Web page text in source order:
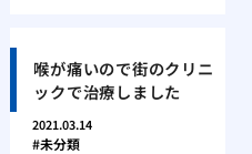
喉が痛いので街のクリニ
ックで治療しました
2021.03.14
未分類